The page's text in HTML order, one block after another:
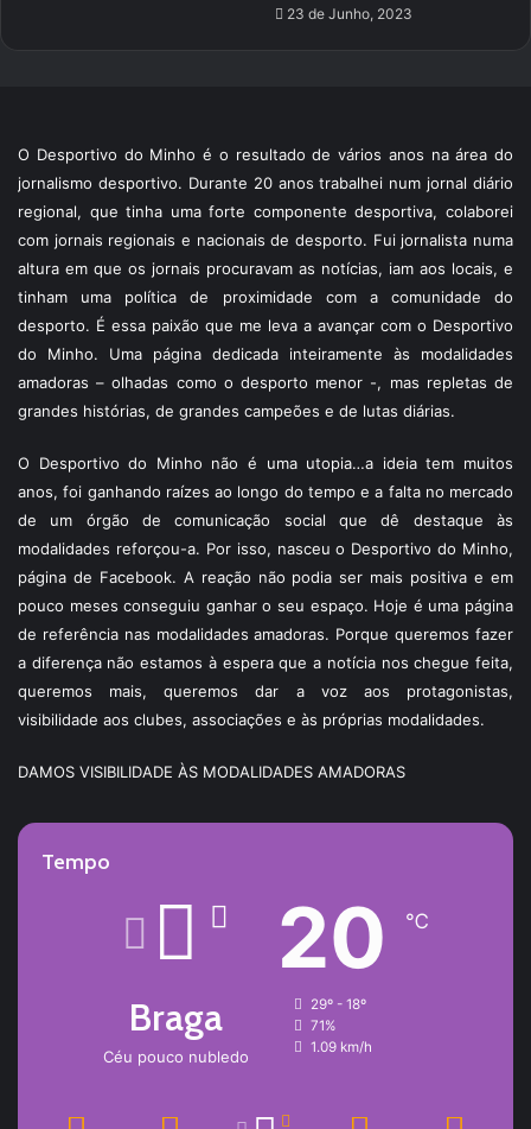
23 de Junho, 2023
O Desportivo do Minho é o resultado de vários anos na área do
jornalismo desportivo. Durante 20 anos trabalhei num jornal diário
regional, que tinha uma forte componente desportiva, colaborei
com jornais regionais e nacionais de desporto. Fui jornalista numa
altura em que os jornais procuravam as notícias, iam aos locais, e
tinham uma política de proximidade com a comunidade do
desporto. É essa paixão que me leva a avançar com o Desportivo
do Minho. Uma página dedicada inteiramente às modalidades
amadoras – olhadas como o desporto menor -, mas repletas de
grandes histórias, de grandes campeões e de lutas diárias.
O Desportivo do Minho não é uma utopia…a ideia tem muitos
anos, foi ganhando raízes ao longo do tempo e a falta no mercado
de um órgão de comunicação social que dê destaque às
modalidades reforçou-a. Por isso, nasceu o Desportivo do Minho,
página de Facebook. A reação não podia ser mais positiva e em
pouco meses conseguiu ganhar o seu espaço. Hoje é uma página
de referência nas modalidades amadoras. Porque queremos fazer
a diferença não estamos à espera que a notícia nos chegue feita,
queremos mais, queremos dar a voz aos protagonistas,
visibilidade aos clubes, associações e às próprias modalidades.
DAMOS VISIBILIDADE ÀS MODALIDADES AMADORAS
Tempo
Braga
Céu pouco nubledo
20 ℃
29º - 18º
71%
1.09 km/h